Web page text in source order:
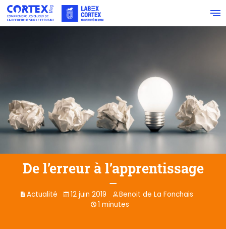
De l’erreur à l’apprentissage
Actualité 12 juin 2019
Benoit de La Fonchais
1 minutes